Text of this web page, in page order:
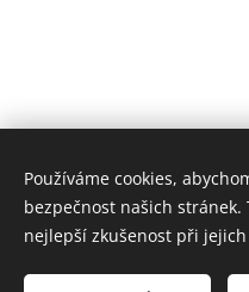
Používáme cookies,
bezpečnost našich
nejlepší zkušenost při jejich